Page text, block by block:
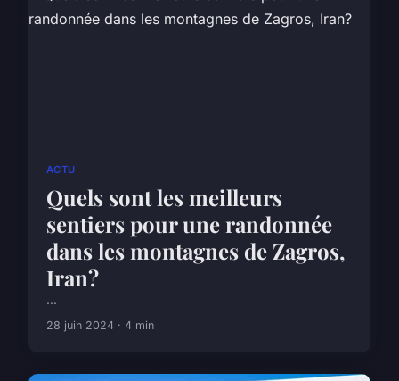
ACTU
Quels sont les meilleurs
sentiers pour une randonnée
dans les montagnes de Zagros,
Iran?
...
28 juin 2024 · 4 min